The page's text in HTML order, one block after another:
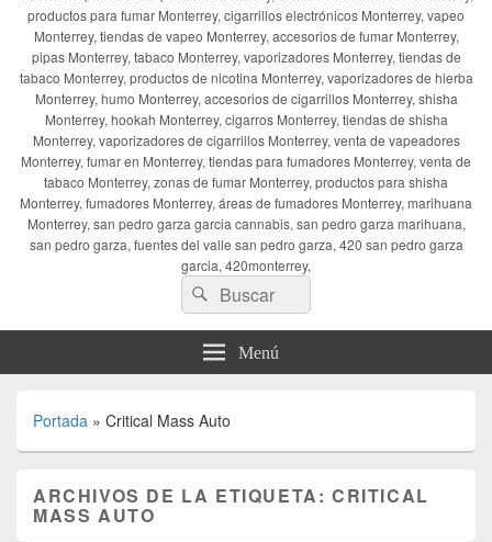
productos para fumar Monterrey, cigarrillos electrónicos Monterrey, vapeo
Monterrey, tiendas de vapeo Monterrey, accesorios de fumar Monterrey,
pipas Monterrey, tabaco Monterrey, vaporizadores Monterrey, tiendas de
tabaco Monterrey, productos de nicotina Monterrey, vaporizadores de hierba
Monterrey, humo Monterrey, accesorios de cigarrillos Monterrey, shisha
Monterrey, hookah Monterrey, cigarros Monterrey, tiendas de shisha
Monterrey, vaporizadores de cigarrillos Monterrey, venta de vapeadores
Monterrey, fumar en Monterrey, tiendas para fumadores Monterrey, venta de
tabaco Monterrey, zonas de fumar Monterrey, productos para shisha
Monterrey, fumadores Monterrey, áreas de fumadores Monterrey, marihuana
Monterrey, san pedro garza garcia cannabis, san pedro garza marihuana,
san pedro garza, fuentes del valle san pedro garza, 420 san pedro garza
garcia, 420monterrey,
Buscar
por:
Buscar
Menú
Portada » Critical Mass Auto
ARCHIVOS DE LA ETIQUETA:CRITICAL
MASS AUTO